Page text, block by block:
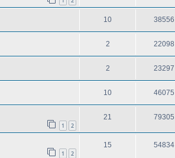
10 38556
2 22098
2 23297
10 46075
1 2
21 79305
1 2
15 54834